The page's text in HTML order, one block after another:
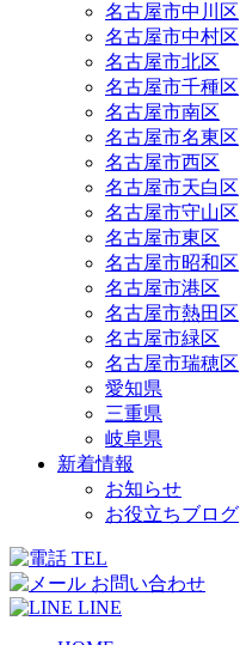
名古屋市中川区
名古屋市中村区
名古屋市北区
名古屋市千種区
名古屋市南区
名古屋市名東区
名古屋市西区
名古屋市天白区
名古屋市守山区
名古屋市東区
名古屋市昭和区
名古屋市港区
名古屋市熱田区
名古屋市緑区
名古屋市瑞穂区
愛知県
三重県
岐阜県
新着情報
お知らせ
お役立ちブログ
TEL
お問い合わせ
LINE